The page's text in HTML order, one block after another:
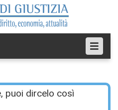
puoi dircelo così